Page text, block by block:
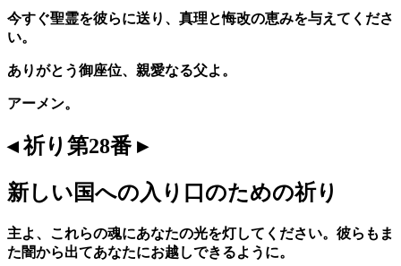
今すぐ聖霊を彼らに送り、真理と悔改の恵みを与えてくださ
い。
ありがとう御座位、親愛なる父よ。
アーメン。
◂ 祈り第28番 ▸
新しい国への入り口のための祈り
主よ、これらの魂にあなたの光を灯してください。彼らもま
た闇から出てあなたにお越しできるように。